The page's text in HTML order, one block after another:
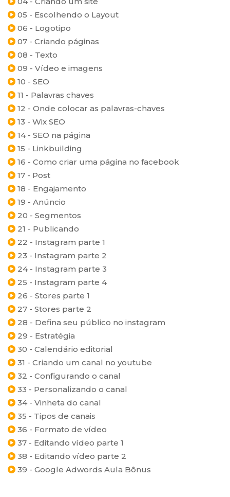
05 - Escolhendo o Layout
06 - Logotipo
07 - Criando páginas
08 - Texto
09 - Vídeo e imagens
10 - SEO
11 - Palavras chaves
12 - Onde colocar as palavras-chaves
13 - Wix SEO
14 - SEO na página
15 - Linkbuilding
16 - Como criar uma página no facebook
17 - Post
18 - Engajamento
19 - Anúncio
20 - Segmentos
21 - Publicando
22 - Instagram parte 1
23 - Instagram parte 2
24 - Instagram parte 3
25 - Instagram parte 4
26 - Stores parte 1
27 - Stores parte 2
28 - Defina seu público no instagram
29 - Estratégia
30 - Calendário editorial
31 - Criando um canal no youtube
32 - Configurando o canal
33 - Personalizando o canal
34 - Vinheta do canal
35 - Tipos de canais
36 - Formato de vídeo
37 - Editando vídeo parte 1
38 - Editando vídeo parte 2
39 - Google Adwords Aula Bônus